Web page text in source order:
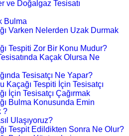
ve Doğalgaz Tesisatı
Bulma
Varken Nelerden Uzak Durmak
Tespiti Zor Bir Konu Mudur?
Kaçak Olursa Ne
Tesisatçı Ne Yapar?
Kaçağı Tespiti İçin Tesisatçı
İçin Tesisatçı Çağırmak
Bulma Konusunda Emin
?
Ulaşıyoruz?
Tespit Edildikten Sonra Ne Olur?